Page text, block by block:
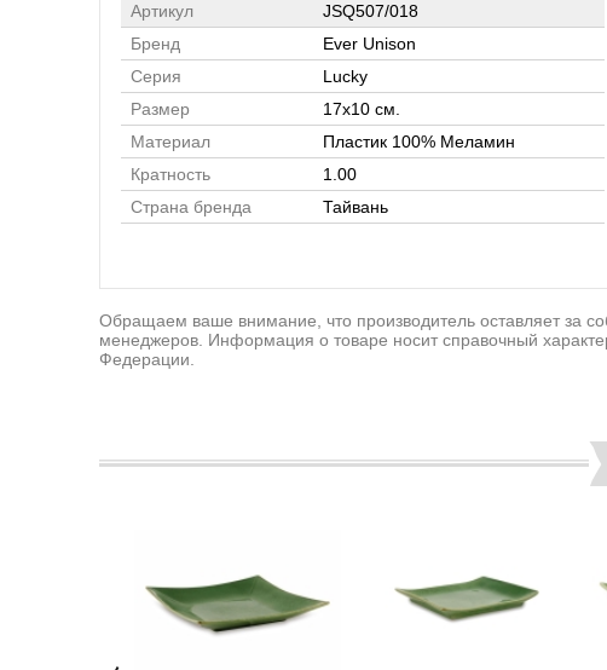
Артикул
JSQ507/018
Бренд
Ever Unison
Серия
Lucky
Размер
17х10 см.
Материал
Пластик 100% Меламин
Кратность
1.00
Страна бренда
Тайвань
Обращаем ваше внимание, что производитель оставляет за
менеджеров. Информация о товаре носит справочный
Федерации.